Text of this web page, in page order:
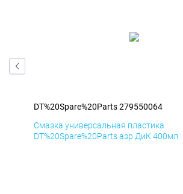
DT%20Spare%20Parts 279550064
Смазка универсальная пластика
DT%20Spare%20Parts аэр ДиК 400мл